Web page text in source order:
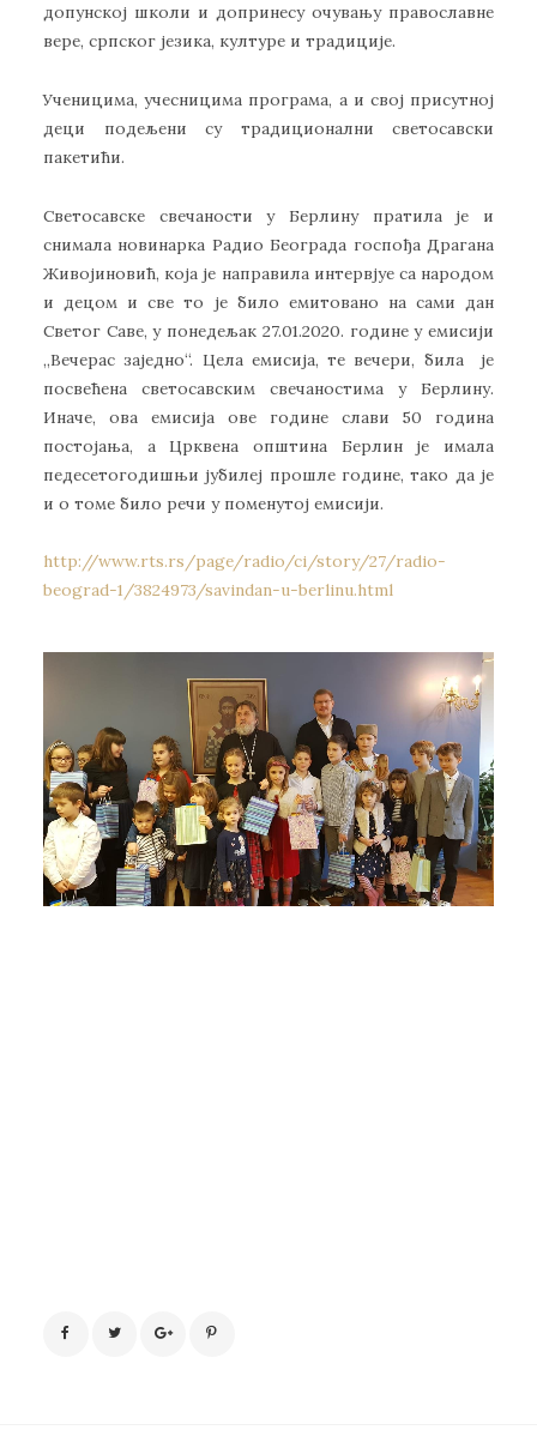
допунској школи и допринесу очувању православне
вере, српског језика, културе и традиције.
Ученицима, учесницима програма, а и свој присутној
деци подељени су традиционални светосавски
пакетићи.
Светосавске свечаности у Берлину пратила је и
снимала новинарка Радио Београда госпођа Драгана
Живојиновић, која је направила интервјуе са народом
и децом и све то је било емитовано на сами дан
Светог Саве, у понедељак 27.01.2020. године у емисији
„Вечерас заједно“. Цела емисија, те вечери, била је
посвећена светосавским свечаностима у Берлину.
Иначе, ова емисија ове године слави 50 година
постојања, а Црквена општина Берлин је имала
педесетогодишњи јубилеј прошле године, тако да је
и о томе било речи у поменутој емисији.
http://www.rts.rs/page/radio/ci/story/27/radio-
beograd-1/3824973/savindan-u-berlinu.html